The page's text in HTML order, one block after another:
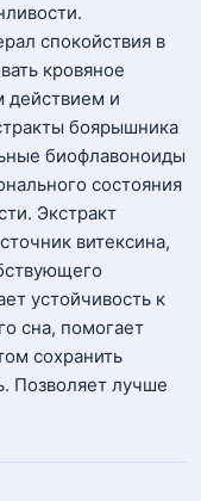
спокойствия в
кровяное
действием и
боярышника
биофлавоноиды
состояния
Экстракт
витексина,
устойчивость к
сна, помогает
сохранить
Позволяет лучше